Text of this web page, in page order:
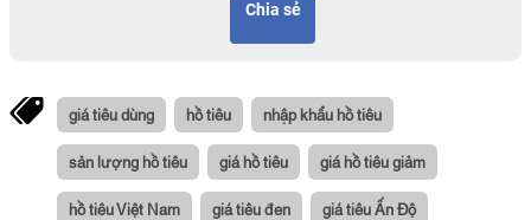
Chia sẻ
giá tiêu dùng hồ tiêu nhập khẩu hồ tiêu
sản lượng hồ tiêu giá hồ tiêu giá hồ tiêu giảm
hồ tiêu Việt Nam giá tiêu đen giá tiêu Ấn Độ